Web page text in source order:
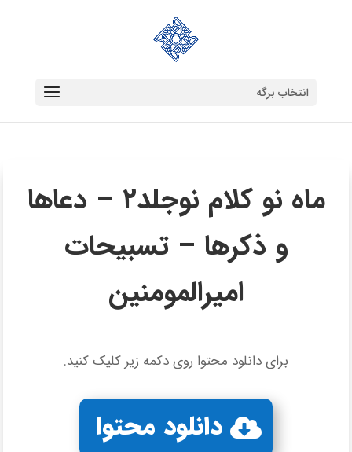
انتخاب برگه
ماه نو کلام نوجلد۲ – دعاها
و ذکرها – تسبیحات
امیرالمومنین
برای دانلود محتوا روی دکمه زیر کلیک کنید.
دانلود محتوا